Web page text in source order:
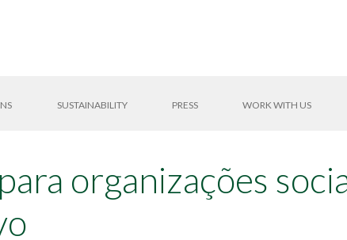
SUSTAINABILITY PRESS WORK WITH US
organizações